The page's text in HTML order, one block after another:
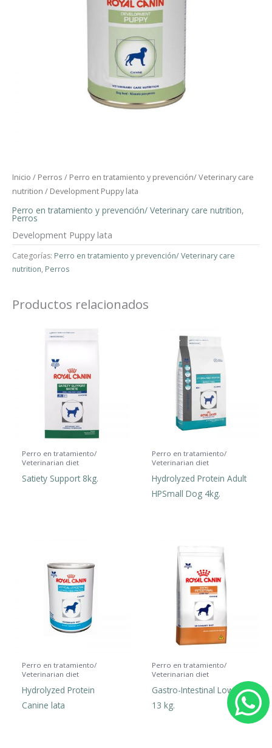
Inicio / Perros / Perro en tratamiento y prevención/ Veterinary care
nutrition / Development Puppy lata
Perro en tratamiento y prevención/ Veterinary care nutrition,
Perros
Development Puppy lata
Categorías: Perro en tratamiento y prevención/ Veterinary care
nutrition, Perros
Productos relacionados
Perro en tratamiento/
Veterinarian diet
Satiety Support 8kg.
Perro en tratamiento/
Veterinarian diet
Hydrolyzed Protein Adult
HPSmall Dog 4kg.
Perro en tratamiento/
Veterinarian diet
Hydrolyzed Protein
Canine lata
Perro en tratamiento/
Veterinarian diet
Gastro-Intestinal Low Fat
13 kg.
h